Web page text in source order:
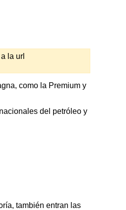
la url
como la Premium y
del petróleo y
también entran las